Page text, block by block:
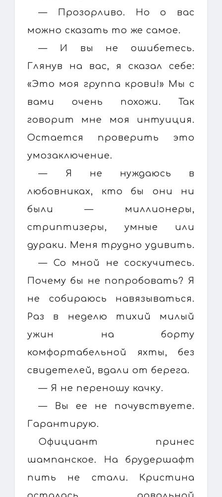
— Прозорливо. Но о вас
можно сказать то же самое.
— И вы не ошибетесь.
Глянув на вас, я сказал себе:
«Это моя группа крови!» Мы с
вами очень похожи. Так
говорит мне моя интуиция.
Остается проверить это
умозаключение.
— Я не нуждаюсь в
любовниках, кто бы они ни
были — миллионеры,
стриптизеры, умные или
дураки. Меня трудно удивить.
— Со мной не соскучитесь.
Почему бы не попробовать? Я
не собираюсь навязываться.
Раз в неделю тихий милый
ужин на борту
комфортабельной яхты, без
свидетелей, вдали от берега.
— Я не переношу качку.
— Вы ее не почувствуете.
Гарантирую.
Официант принес
шампанское. На брудершафт
пить не стали. Кристина